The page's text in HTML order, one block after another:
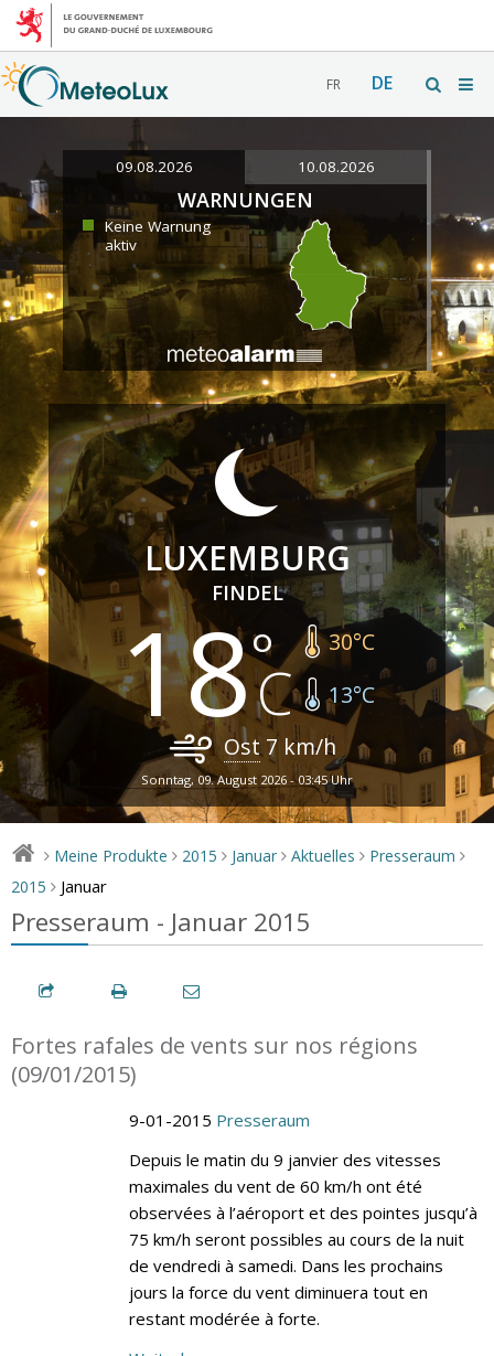
FR DE
09.08.2026 10.08.2026
WARNUNGEN
Keine Warnung
aktiv
LUXEMBURG
FINDEL
18 30°C
13°C
Ost7 km/h
Sonntag, 09. August 2026 - 03:45 Uhr
> Meine Produkte > 2015 > Januar > Aktuelles > Presseraum >
2015 > Januar
Presseraum - Januar 2015
Fortes rafales de vents sur nos régions
(09/01/2015)
9-01-2015 Presseraum
Depuis le matin du 9 janvier des vitesses
maximales du vent de 60 km/h ont été
observées à l’aéroport et des pointes jusqu’à
75 km/h seront possibles au cours de la nuit
de vendredi à samedi. Dans les prochains
jours la force du vent diminuera tout en
restant modérée à forte.